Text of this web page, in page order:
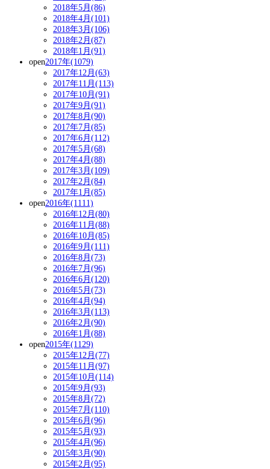
2018年5月(86)
2018年4月(101)
2018年3月(106)
2018年2月(87)
2018年1月(91)
open2017年(1079)
2017年12月(63)
2017年11月(113)
2017年10月(91)
2017年9月(91)
2017年8月(90)
2017年7月(85)
2017年6月(112)
2017年5月(68)
2017年4月(88)
2017年3月(109)
2017年2月(84)
2017年1月(85)
open2016年(1111)
2016年12月(80)
2016年11月(88)
2016年10月(85)
2016年9月(111)
2016年8月(73)
2016年7月(96)
2016年6月(120)
2016年5月(73)
2016年4月(94)
2016年3月(113)
2016年2月(90)
2016年1月(88)
open2015年(1129)
2015年12月(77)
2015年11月(97)
2015年10月(114)
2015年9月(93)
2015年8月(72)
2015年7月(110)
2015年6月(96)
2015年5月(93)
2015年4月(96)
2015年3月(90)
2015年2月(95)